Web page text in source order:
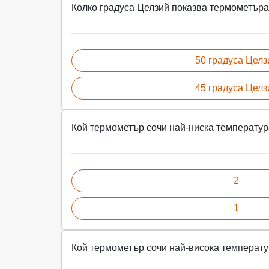
Колко градуса Целзий показва
50 градуса
45 градуса
Кой термометър сочи най-ниска
2
1
Кой термометър сочи най-висока